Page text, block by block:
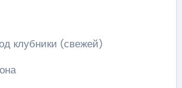
клубники (свежей)